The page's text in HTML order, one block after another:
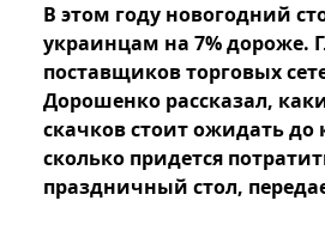
В этом году новогодний
украинцам на 7% дороже.
поставщиков торговых
Дорошенко рассказал,
скачков стоит ожидать до
сколько придется
праздничный стол,